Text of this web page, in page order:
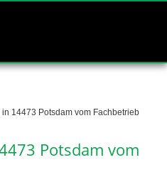
in 14473 Potsdam vom Fachbetrieb
Potsdam vom